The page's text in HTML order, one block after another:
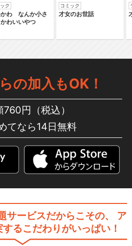
ク
かわ なんか小さ
かわいいやつ
コミック
才女のお世話
の加入もOK！
760円（税込）
てなら14日無料
サービスだからこその、
ア
るこだわりがいっぱい！